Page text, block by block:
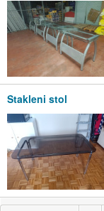
Stakleni stol